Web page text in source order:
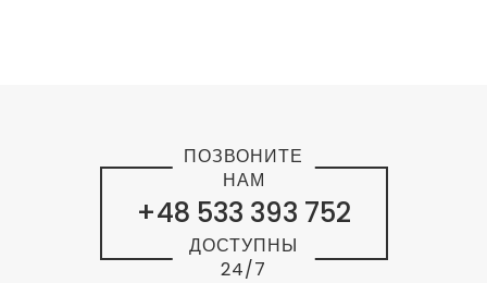
+48 533 393 752
ПОЗВОНИТЕ
НАМ
ДОСТУПНЫ
24/7